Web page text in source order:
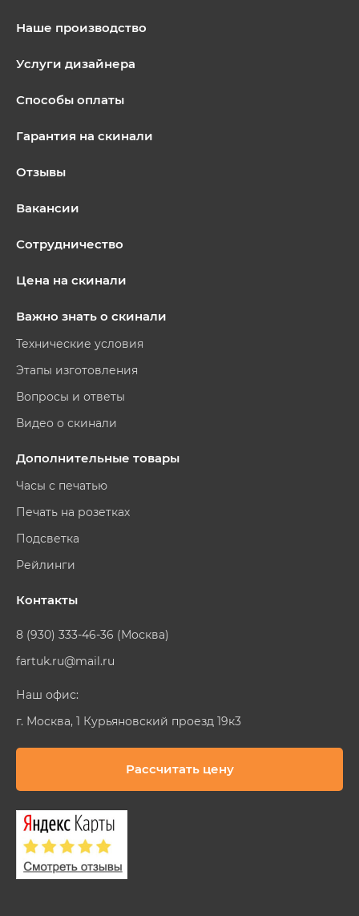
Наше производство
Услуги дизайнера
Способы оплаты
Гарантия на скинали
Отзывы
Вакансии
Сотрудничество
Цена на скинали
Важно знать о скинали
Технические условия
Этапы изготовления
Вопросы и ответы
Видео о скинали
Дополнительные товары
Часы с печатью
Печать на розетках
Подсветка
Рейлинги
Контакты
8 (930) 333-46-36 (Москва)
fartuk.ru@mail.ru
Наш офис:
г. Москва, 1 Курьяновский проезд 19к3
Рассчитать цену